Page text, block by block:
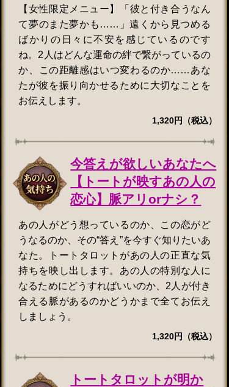
【女性限定メニュー】「彼と付き合うなん
て夢のまた夢かも……」遠くから見つめる
ばかりの日々に不安を感じているのです
ね。2人はどんな運命の絆で繋がっているの
か、この距離感はいつ変わるのか……あな
たが彼を振り向かせるために大切なことを
お伝えします。
1,320円（税込）
今答えが欲しいあなたへ
【トートが映すあの人の
恋心】脈アリorナシ？
あの人がどう想っているのか、この恋がど
うなるのか、その“答え”を今すぐ知りたいあ
なた。トートタロットがあの人の正直な気
持ちを映し出します。あの人の特別な人に
なるためにどうすればいいのか、2人が付き
合える脈があるのかどうかまで全てお伝え
しましょう。
1,320円（税込）
トートタロットが明か